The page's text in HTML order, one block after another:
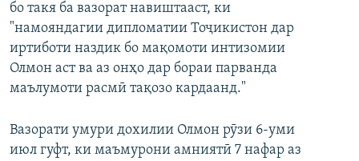
бо такя ба вазорат навиштааст, ки
"намояндагии дипломатии Тоҷикистон дар
иртиботи наздик бо мақомоти интизомии
Олмон аст ва аз онҳо дар бораи парванда
маълумоти расмӣ тақозо кардаанд."
Вазорати умури дохилии Олмон рӯзи 6-уми
июл гуфт, ки маъмурони амниятӣ 7 нафар аз